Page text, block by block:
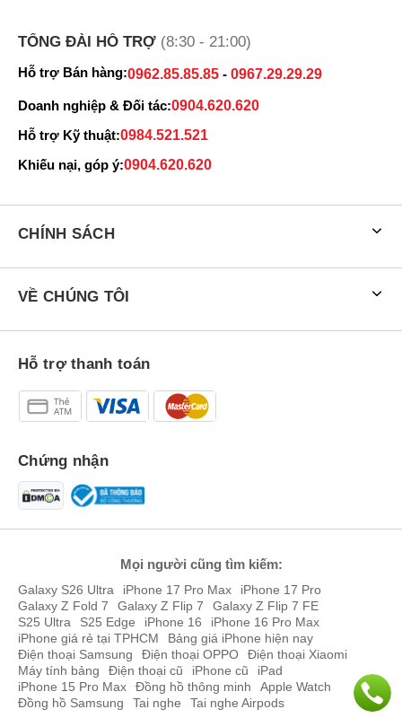
TỔNG ĐÀI HỖ TRỢ (8:30 - 21:00)
Hỗ trợ Bán hàng:0962.85.85.85 - 0967.29.29.29
Doanh nghiệp & Đối tác:0904.620.620
Hỗ trợ Kỹ thuật:0984.521.521
Khiếu nại, góp ý:0904.620.620
CHÍNH SÁCH
VỀ CHÚNG TÔI
Hỗ trợ thanh toán
Chứng nhận
Mọi người cũng tìm kiếm:
Galaxy S26 Ultra iPhone 17 Pro Max
iPhone 17 Pro
Galaxy Z Fold 7
Galaxy Z Flip 7
Galaxy Z Flip 7 FE
S25 Ultra
S25 Edge iPhone 16
iPhone 16 Pro Max
iPhone giá rẻ tại TPHCM
Bảng giá iPhone hiện nay
Điện thoại Samsung
Điện thoại OPPO
Điện thoại Xiaomi
Máy tính bảng
Điện thoại cũ iPhone cũ
iPad
iPhone 15 Pro Max
Đồng hồ thông minh
Apple Watch
Đồng hồ Samsung
Tai nghe Tai nghe Airpods